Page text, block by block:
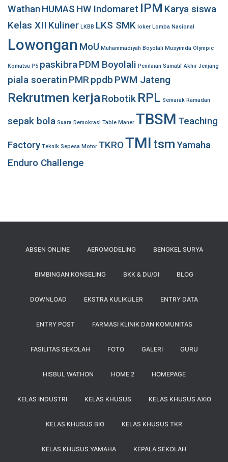
WathanHUMAS HW Indomaret IPM Karya siswa
Kelas XII Kuliner LKBB LKS SMK loker Lomba Nasional
Lowongan MoU Muhammadiyah Boyolali Musyimda Olympic
Komatsu P5 paskibraPDM Boyolali Penilaian Sumatif Akhir Jenjang
piala soeratinPMRppdb PWM Jateng
Rekrutmen kerjaRobotik RPL Semarak Ramadan
sepak bola Suara Demokrasi Table Maner TBSM Teaching
Factory Teknik Sepesa Motor TKROTMI tsmYamaha
Enduro Challenge
ABSEN ONLINE AEROMODELING BENGKEL SURYA
BIMBINGAN KONSELING BKK & DU/DI BLOG
DOWNLOAD EKSTRA KULIKULER ENTRY DATA
ENTRY POST FARMASI KLINIK DAN KOMUNITAS
FASILITAS SEKOLAH FOTO GALERI GURU
HISBUL WATHON HOME 2 HOMEPAGE
KELAS INDUSTRI KELAS KHUSUS KELAS KHUSUS AXIO
KELAS KHUSUS BIO KELAS KHUSUS TKR
KELAS KHUSUS YAMAHA KEPALA SEKOLAH